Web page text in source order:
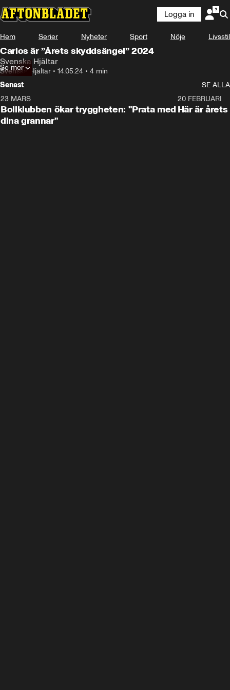
Logga in
Hem Serier Nyheter Sport Nöje Livsstil
Carlos är ”Årets skyddsängel” 2024
Svenska Hjältar
Svenska Hjältar • 14.05.24 • 4 min
Se mer
Senast
SE ALLA
23 MARS
Bollklubben ökar tryggheten: "Prata med
dina grannar"
20 FEBRUARI
Här är